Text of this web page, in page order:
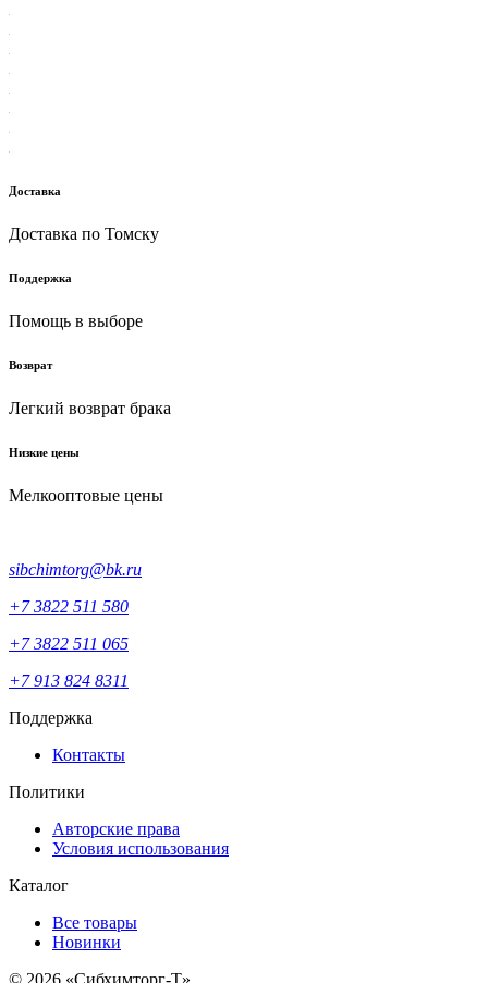
Доставка
Доставка по Томску
Поддержка
Помощь в выборе
Возврат
Легкий возврат брака
Низкие цены
Мелкооптовые цены
sibchimtorg@bk.ru
+7 3822 511 580
+7 3822 511 065
+7 913 824 8311
Поддержка
Контакты
Политики
Авторские права
Условия использования
Каталог
Все товары
Новинки
© 2026 «Сибхимторг-Т»